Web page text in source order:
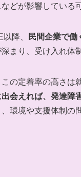
どが影響している
降、
民間企業で
まり、受け入れ体
の定着率の高さは
会えれば、発達障
環境や支援体制の